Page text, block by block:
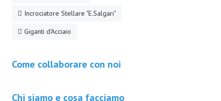
Golden City Mystery Men
Joumon
EonVerso
Incrociatore Stellare "E.Salgari"
Giganti d'Acciaio
Come collaborare con noi
Chi siamo e cosa facciamo